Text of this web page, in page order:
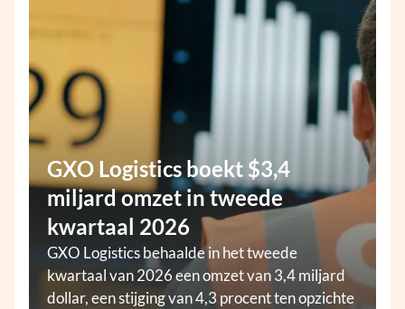
GXO Logistics boekt $3,4
miljard omzet in tweede
kwartaal 2026
GXO Logistics behaalde in het tweede
kwartaal van 2026 een omzet van 3,4 miljard
dollar, een stijging van 4,3 procent ten opzichte